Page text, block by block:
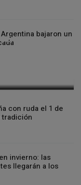
bajaron un
a
con ruda el 1 de
tradición
invierno: las
llegarán a los